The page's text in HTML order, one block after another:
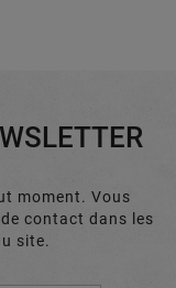
moment. Vous
contact dans les
site.